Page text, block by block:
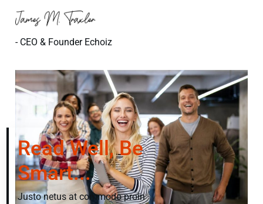
Read Well, Be
Smart...
Justo netus at commodo proin
- CEO & Founder Echoiz